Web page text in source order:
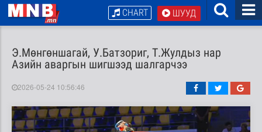
ШУУД
CHART
Э.Мөнгөншагай, У.Батзориг, Т.Жулдыз нар
Азийн аваргын шигшээд шалгарчээ
2026-05-24 10:56:46